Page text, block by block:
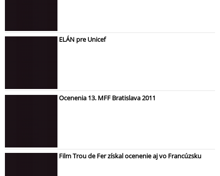
ELÁN pre Unicef
Ocenenia 13. MFF Bratislava 2011
Film Trou de Fer získal ocenenie aj vo Francúzsku